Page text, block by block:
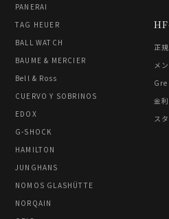
PANERAI
TAG HEUER
BALL WATCH
BAUME & MERCIER
Bell & Ross
CUERVO Y SOBRINOS
EDOX
G-SHOCK
HAMILTON
JUNGHANS
NOMOS GLASHÜTTE
NORQAIN
正
メ
金
ス